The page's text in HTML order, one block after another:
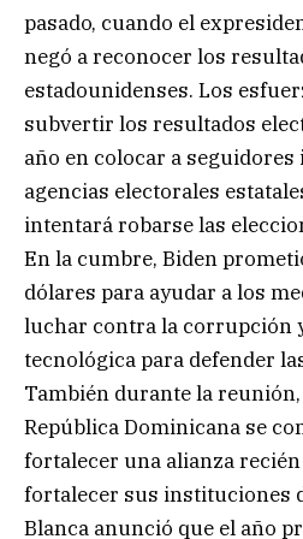
pasado, cuando el
negó a reconocer los
estadounidenses. Los
subvertir los resultados
año en colocar a
agencias electorales
intentará robarse las
En la cumbre, Biden
dólares para ayudar a los
luchar contra la corrupción
tecnológica para defender
También durante la reunión,
República Dominicana se
fortalecer una alianza
fortalecer sus instituciones
Blanca anunció que el año